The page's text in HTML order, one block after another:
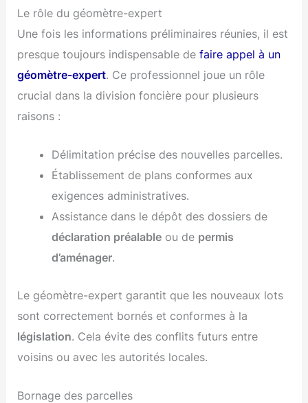
Le rôle du géomètre-expert
Une fois les informations préliminaires réunies, il est
presque toujours indispensable defaire appel à un
géomètre-expert. Ce professionnel joue un rôle
crucial dans la division foncière pour plusieurs
raisons :
Délimitation précise des nouvelles parcelles.
Établissement de plans conformes aux
exigences administratives.
Assistance dans le dépôt des dossiers de
déclaration préalableou de permis
d’aménager.
Le géomètre-expert garantit que les nouveaux lots
sont correctement bornés et conformes à la
législation. Cela évite des conflits futurs entre
voisins ou avec les autorités locales.
Bornage des parcelles